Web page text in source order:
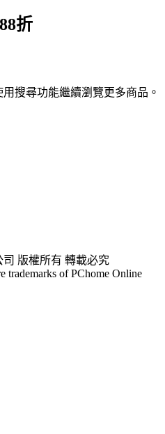
折
搜尋功能繼續瀏覽更多商品。
版權所有 轉載必究
trademarks of PChome Online